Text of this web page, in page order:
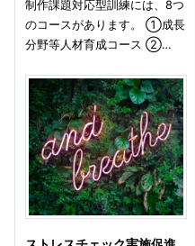
制作課題対応型訓練には、8つ
のコースがあります。 ①成長
分野等人材育成コース ②…